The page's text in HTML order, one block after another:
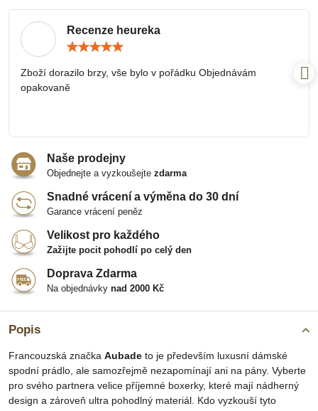
Popis
Francouzská značka Aubade to je především luxusní dámské
spodní prádlo, ale samozřejmě nezapomínají ani na pány. Vyberte
pro svého partnera velice příjemné boxerky, které mají nádherný
design a zároveň ultra pohodlný materiál. Kdo vyzkouší tyto
Recenze heureka
5
Zboží dorazilo brzy, vše bylo v pořádku Objednávám
opakovaně
Naše prodejny
Objednejte a vyzkoušejte zdarma
Snadné vrácení a výměna do 30 dní
Garance vrácení peněz
Velikost pro každého
Zažijte pocit pohodlí po celý den
Doprava Zdarma
Na objednávky nad 2000 Kč